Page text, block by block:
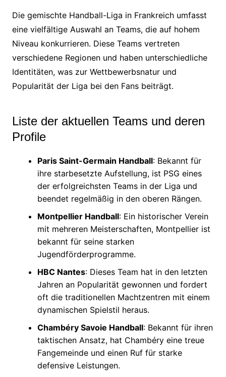
Die gemischte Handball-Liga in Frankreich umfasst
eine vielfältige Auswahl an Teams, die auf hohem
Niveau konkurrieren. Diese Teams vertreten
verschiedene Regionen und haben unterschiedliche
Identitäten, was zur Wettbewerbsnatur und
Popularität der Liga bei den Fans beiträgt.
Liste der aktuellen Teams und deren
Profile
Paris Saint-Germain Handball: Bekannt für
ihre starbesetzte Aufstellung, ist PSG eines
der erfolgreichsten Teams in der Liga und
beendet regelmäßig in den oberen Rängen.
Montpellier Handball: Ein historischer Verein
mit mehreren Meisterschaften, Montpellier ist
bekannt für seine starken
Jugendförderprogramme.
HBC Nantes: Dieses Team hat in den letzten
Jahren an Popularität gewonnen und fordert
oft die traditionellen Machtzentren mit einem
dynamischen Spielstil heraus.
Chambéry Savoie Handball: Bekannt für ihren
taktischen Ansatz, hat Chambéry eine treue
Fangemeinde und einen Ruf für starke
defensive Leistungen.